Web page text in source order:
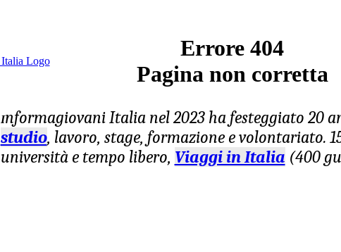
Errore 404
Pagina non corretta
InformagiovaniItalia nel 2023 ha festeggiato 20
studio, lavoro, stage, formazione e volontariato.
università e tempo libero, Viaggi in Italia (400